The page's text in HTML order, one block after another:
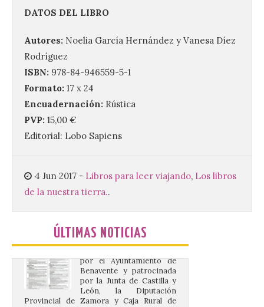
DATOS DEL LIBRO
Autores: Noelia García Hernández y Vanesa Díez
Rodríguez
ISBN: 978-84-946559-5-1
Formato: 17 x 24
Encuadernación: Rústica
PVP: 15,00 €
Editorial: Lobo Sapiens
4 Jun 2017 - Libros para leer viajando, Los libros
de la nuestra tierra..
ÚLTIMAS NOTICIAS
Las proyecciones al aire
las 22:00 horas en agosto.
de Quintanilla de la ciudad de León tiene
nueva cartelera con la película ‘La
Hasta el 8 de agosto de
2026 tendrá lugar en el
Benavente
6 Ago 2026
La feria está organizada
por el Ayuntamiento de
por la Junta de Castilla y
León, la Diputación
Provincial de Zamora y Caja Rural de
Zamora. Del 5 al 8 de agosto de 2026
tendrá lugar en el […]